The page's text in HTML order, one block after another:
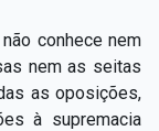
conhece nem
nem as seitas
as oposições,
à supremacia